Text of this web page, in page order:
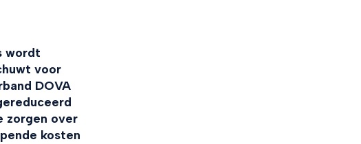
wordt
voor
DOVA
zorgen over
kosten